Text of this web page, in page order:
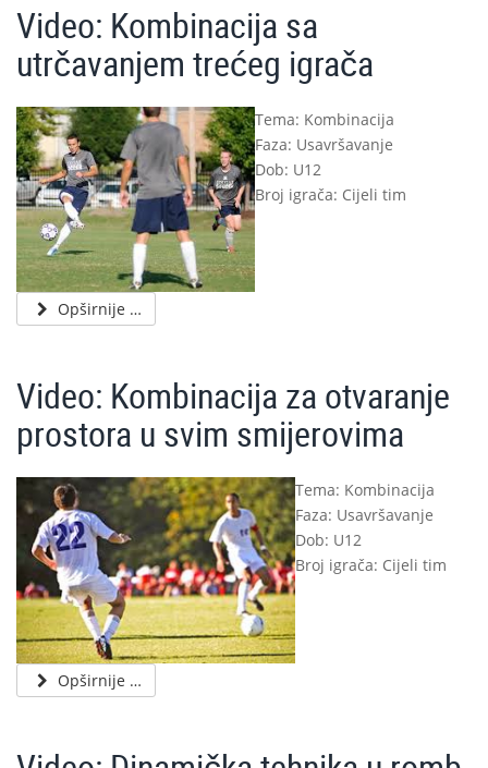
Video: Kombinacija sa
utrčavanjem trećeg igrača
Tema: Kombinacija
Faza: Usavršavanje
Dob: U12
Broj igrača: Cijeli tim
Opširnije …
Video: Kombinacija za otvaranje
prostora u svim smijerovima
Tema: Kombinacija
Faza: Usavršavanje
Dob: U12
Broj igrača: Cijeli tim
Opširnije …